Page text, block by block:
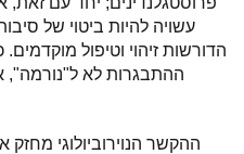
עשויה להיות ביטוי של
הדורשות זיהוי וטיפול
ההתבגרות לא ל"נורמה",
ההקשר הנוירוביולוגי